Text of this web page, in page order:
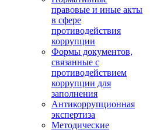
правовые и иные акты
в сфере
противодействия
коррупции
Формы документов,
связанные с
противодействием
коррупции для
заполнения
Антикоррупционная
экспертиза
Методические